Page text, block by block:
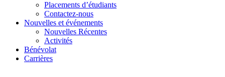
Placements d’étudiants
Contactez-nous
Nouvelles et événements
Nouvelles Récentes
Activités
Bénévolat
Carrières